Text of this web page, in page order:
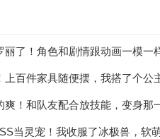
了！角色和剧情跟动画一模一
上百件家具随便摆，我搭了个公
！和队友配合放技能，变身那
当灵宠！我收服了冰极兽，软